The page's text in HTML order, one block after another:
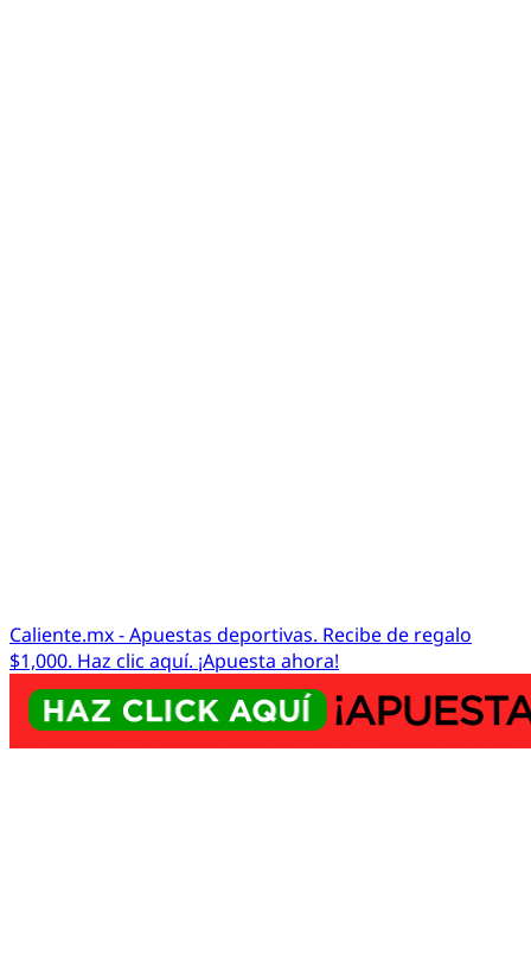
Caliente.mx - Apuestas deportivas. Recibe de regalo
$1,000. Haz clic aquí. ¡Apuesta ahora!